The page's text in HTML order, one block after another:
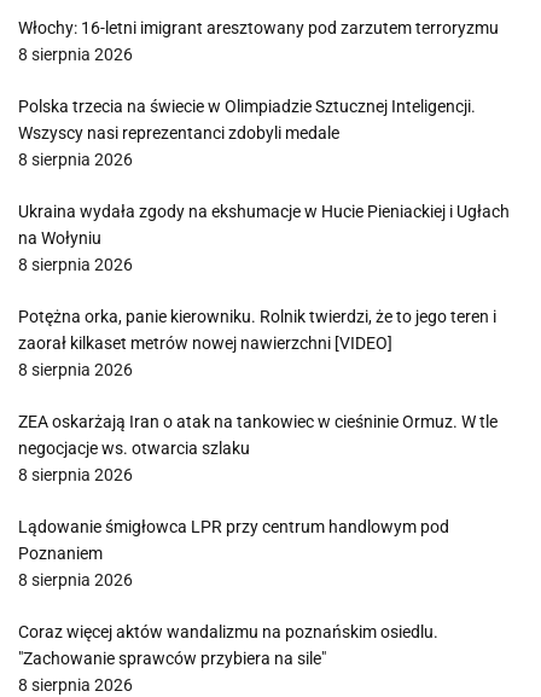
Włochy: 16-letni imigrant aresztowany pod zarzutem terroryzmu
8 sierpnia 2026
Polska trzecia na świecie w Olimpiadzie Sztucznej Inteligencji.
Wszyscy nasi reprezentanci zdobyli medale
8 sierpnia 2026
Ukraina wydała zgody na ekshumacje w Hucie Pieniackiej i Ugłach
na Wołyniu
8 sierpnia 2026
Potężna orka, panie kierowniku. Rolnik twierdzi, że to jego teren i
zaorał kilkaset metrów nowej nawierzchni [VIDEO]
8 sierpnia 2026
ZEA oskarżają Iran o atak na tankowiec w cieśninie Ormuz. W tle
negocjacje ws. otwarcia szlaku
8 sierpnia 2026
Lądowanie śmigłowca LPR przy centrum handlowym pod
Poznaniem
8 sierpnia 2026
Coraz więcej aktów wandalizmu na poznańskim osiedlu.
"Zachowanie sprawców przybiera na sile"
8 sierpnia 2026